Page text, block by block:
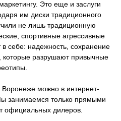
Это еще и заслуги
им диски традиционного
не лишь традиционную
спортивные агрессивные
себе: надежность, сохранение
которые разрушают привычные
Воронеже можно в интернет-
занимаемся только прямыми
официальных дилеров.